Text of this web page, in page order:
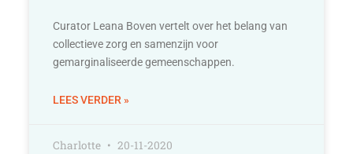
Curator Leana Boven vertelt over het belang van
collectieve zorg en samenzijn voor
gemarginaliseerde gemeenschappen.
LEES VERDER »
Charlotte 20-11-2020